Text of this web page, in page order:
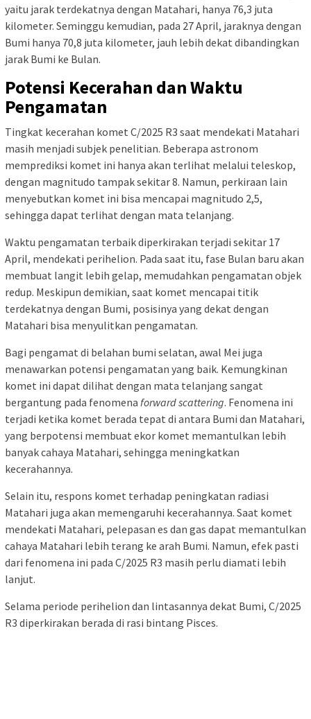
yaitu jarak terdekatnya dengan Matahari, hanya 76,3 juta
kilometer. Seminggu kemudian, pada 27 April, jaraknya dengan
Bumi hanya 70,8 juta kilometer, jauh lebih dekat dibandingkan
jarak Bumi ke Bulan.
Potensi Kecerahan dan Waktu
Pengamatan
Tingkat kecerahan komet C/2025 R3 saat mendekati Matahari
masih menjadi subjek penelitian. Beberapa astronom
memprediksi komet ini hanya akan terlihat melalui teleskop,
dengan magnitudo tampak sekitar 8. Namun, perkiraan lain
menyebutkan komet ini bisa mencapai magnitudo 2,5,
sehingga dapat terlihat dengan mata telanjang.
Waktu pengamatan terbaik diperkirakan terjadi sekitar 17
April, mendekati perihelion. Pada saat itu, fase Bulan baru akan
membuat langit lebih gelap, memudahkan pengamatan objek
redup. Meskipun demikian, saat komet mencapai titik
terdekatnya dengan Bumi, posisinya yang dekat dengan
Matahari bisa menyulitkan pengamatan.
Bagi pengamat di belahan bumi selatan, awal Mei juga
menawarkan potensi pengamatan yang baik. Kemungkinan
komet ini dapat dilihat dengan mata telanjang sangat
bergantung pada fenomena forward scattering. Fenomena ini
terjadi ketika komet berada tepat di antara Bumi dan Matahari,
yang berpotensi membuat ekor komet memantulkan lebih
banyak cahaya Matahari, sehingga meningkatkan
kecerahannya.
Selain itu, respons komet terhadap peningkatan radiasi
Matahari juga akan memengaruhi kecerahannya. Saat komet
mendekati Matahari, pelepasan es dan gas dapat memantulkan
cahaya Matahari lebih terang ke arah Bumi. Namun, efek pasti
dari fenomena ini pada C/2025 R3 masih perlu diamati lebih
lanjut.
Selama periode perihelion dan lintasannya dekat Bumi, C/2025
R3 diperkirakan berada di rasi bintang Pisces.